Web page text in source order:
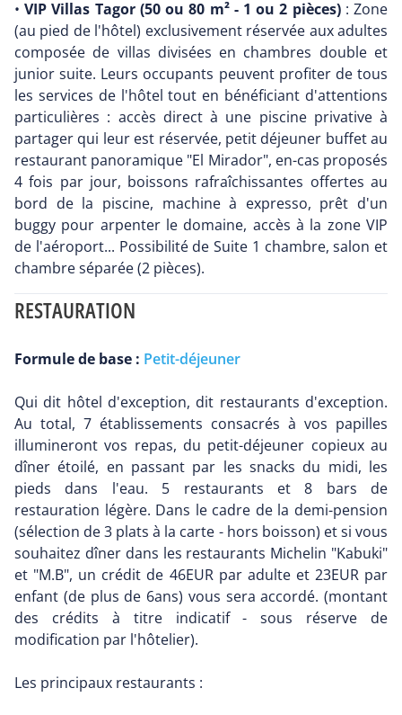
•VIP Villas Tagor (50 ou 80 m² - 1 ou 2 pièces): Zone
(au pied de l'hôtel) exclusivement réservée aux adultes
composée de villas divisées en chambres double et
junior suite. Leurs occupants peuvent profiter de tous
les services de l'hôtel tout en bénéficiant d'attentions
particulières : accès direct à une piscine privative à
partager qui leur est réservée, petit déjeuner buffet au
restaurant panoramique "El Mirador", en-cas proposés
4 fois par jour, boissons rafraîchissantes offertes au
bord de la piscine, machine à expresso, prêt d'un
buggy pour arpenter le domaine, accès à la zone VIP
de l'aéroport... Possibilité de Suite 1 chambre, salon et
chambre séparée (2 pièces).
RESTAURATION
Formule de base : Petit-déjeuner
Qui dit hôtel d'exception, dit restaurants d'exception.
Au total, 7 établissements consacrés à vos papilles
illumineront vos repas, du petit-déjeuner copieux au
dîner étoilé, en passant par les snacks du midi, les
pieds dans l'eau. 5 restaurants et 8 bars de
restauration légère. Dans le cadre de la demi-pension
(sélection de 3 plats à la carte - hors boisson) et si vous
souhaitez dîner dans les restaurants Michelin "Kabuki"
et "M.B", un crédit de 46EUR par adulte et 23EUR par
enfant (de plus de 6ans) vous sera accordé. (montant
des crédits à titre indicatif - sous réserve de
modification par l'hôtelier).
Les principaux restaurants :